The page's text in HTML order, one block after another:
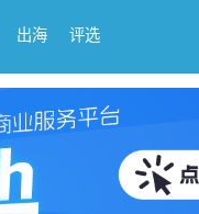
出海 评选